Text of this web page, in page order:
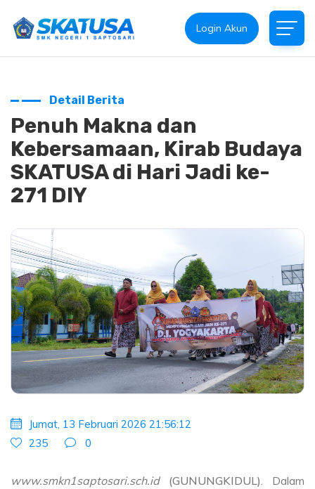
Login Akun
Detail Berita
Penuh Makna dan
Kebersamaan, Kirab Budaya
SKATUSA di Hari Jadi ke-
271 DIY
Jumat, 13 Februari 2026 21:56:12
235
0
www.smkn1saptosari.sch.id (GUNUNGKIDUL). Dalam